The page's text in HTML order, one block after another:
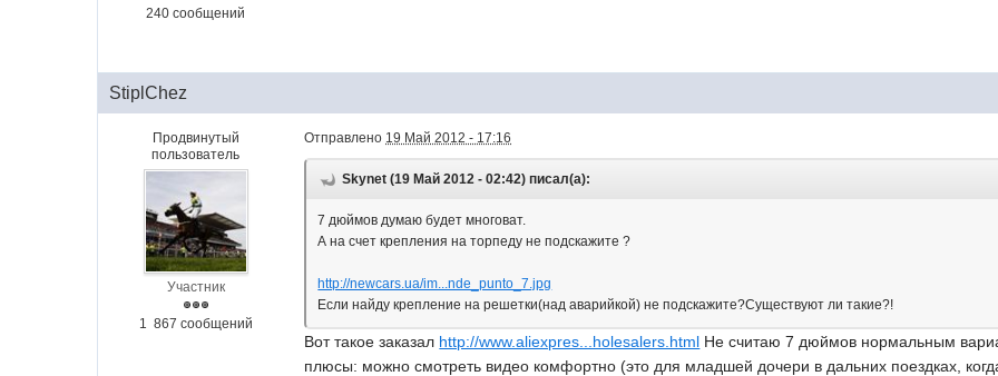
240 сообщений
StiplChez
Продвинутый
пользователь
Участник
1 867 сообщений
Отправлено 19 Май 2012 - 17:16
Skynet (19 Май 2012 - 02:42) писал(а):
7 дюймов думаю будет многоват.
А на счет крепления на торпеду не подскажите ?
http://newcars.ua/im...nde_punto_7.jpg
Если найду крепление на решетки(над аварийкой) не подскажите?Существуют ли такие?!
Вот такое заказал http://www.aliexpres...holesalers.html Не считаю 7 дюймов нормальным
плюсы: можно смотреть видео комфортно (это для младшей дочери в дальних поездках,